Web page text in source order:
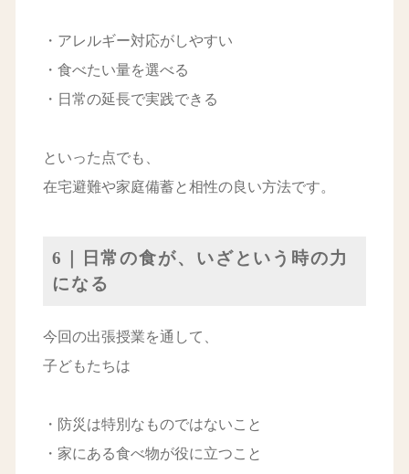
・アレルギー対応がしやすい
・食べたい量を選べる
・日常の延長で実践できる
といった点でも、
在宅避難や家庭備蓄と相性の良い方法です。
6｜日常の食が、いざという時の力
になる
今回の出張授業を通して、
子どもたちは
・防災は特別なものではないこと
・家にある食べ物が役に立つこと